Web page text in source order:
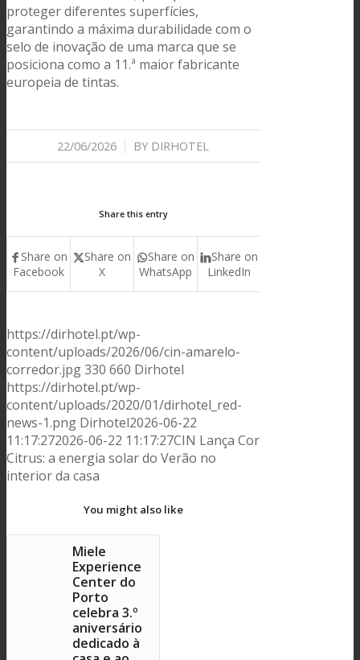
proteger diferentes superfícies,
garantindo a máxima durabilidade com o
selo de inovação de uma marca que se
posiciona como a 11.ª maior fabricante
europeia de tintas.
22/06/2026
/ BY DIRHOTEL
Share this entry
Share on
Facebook
Share on
X
Share on
WhatsApp
Share on
LinkedIn
https://dirhotel.pt/wp-
content/uploads/2026/06/cin-amarelo-
corredor.jpg330 660 Dirhotel
https://dirhotel.pt/wp-
content/uploads/2020/01/dirhotel_red-
news-1.png Dirhotel2026-06-22
11:17:272026-06-22 11:17:27CIN Lança Cor
Citrus: a energia solar do Verão no
interior da casa
You might also like
Miele
Experience
Center do
Porto
celebra 3.º
aniversário
dedicado à